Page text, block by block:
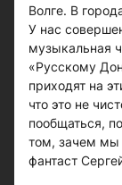
Волге. В
У нас
музыкальная
«Русскому
приходят на
что это не
пообщаться,
том, зачем мы
фантаст